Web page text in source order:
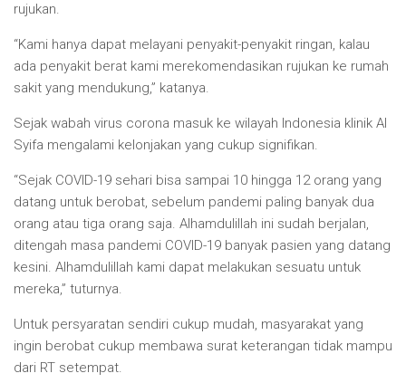
rujukan.
“Kami hanya dapat melayani penyakit-penyakit ringan, kalau
ada penyakit berat kami merekomendasikan rujukan ke rumah
sakit yang mendukung,” katanya.
Sejak wabah virus corona masuk ke wilayah Indonesia klinik Al
Syifa mengalami kelonjakan yang cukup signifikan.
“Sejak COVID-19 sehari bisa sampai 10 hingga 12 orang yang
datang untuk berobat, sebelum pandemi paling banyak dua
orang atau tiga orang saja. Alhamdulillah ini sudah berjalan,
ditengah masa pandemi COVID-19 banyak pasien yang datang
kesini. Alhamdulillah kami dapat melakukan sesuatu untuk
mereka,” tuturnya.
Untuk persyaratan sendiri cukup mudah, masyarakat yang
ingin berobat cukup membawa surat keterangan tidak mampu
dari RT setempat.